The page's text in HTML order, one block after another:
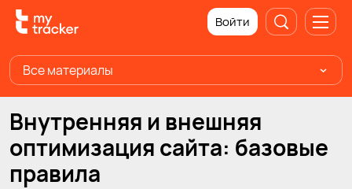
Войти
Все материалы
Внутренняя и внешняя
оптимизация сайта: базовые
правила